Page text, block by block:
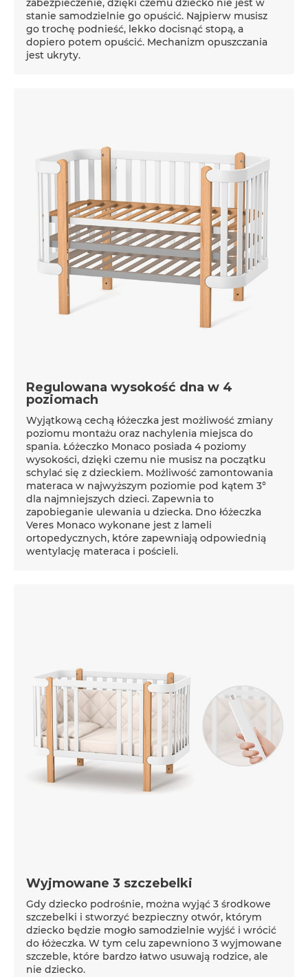
zabezpieczenie, dzięki czemu dziecko nie jest w
stanie samodzielnie go opuścić. Najpierw musisz
go trochę podnieść, lekko docisnąć stopą, a
dopiero potem opuścić. Mechanizm opuszczania
jest ukryty.
Regulowana wysokość dna w 4
poziomach
Wyjątkową cechą łóżeczka jest możliwość zmiany
poziomu montażu oraz nachylenia miejsca do
spania. Łóżeczko Monaco posiada 4 poziomy
wysokości, dzięki czemu nie musisz na początku
schylać się z dzieckiem. Możliwość zamontowania
materaca w najwyższym poziomie pod kątem 3°
dla najmniejszych dzieci. Zapewnia to
zapobieganie ulewania u dziecka. Dno łóżeczka
Veres Monaco wykonane jest z lameli
ortopedycznych, które zapewniają odpowiednią
wentylację materaca i pościeli.
Wyjmowane 3 szczebelki
Gdy dziecko podrośnie, można wyjąć 3 środkowe
szczebelki i stworzyć bezpieczny otwór, którym
dziecko będzie mogło samodzielnie wyjść i wrócić
do łóżeczka. W tym celu zapewniono 3 wyjmowane
szczeble, które bardzo łatwo usuwają rodzice, ale
nie dziecko.